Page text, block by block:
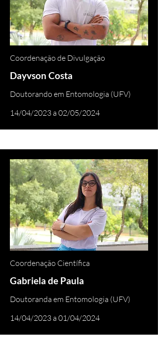
Coordenação de Divulgação
Dayvson Costa
Doutorando em Entomologia (UFV)
14/04/2023 a 02/05/2024
Coordenação Científica
Gabriela de Paula
Doutoranda em Entomologia (UFV)
14/04/2023 a 01/04/2024